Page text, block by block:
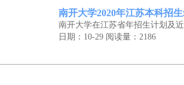
南开大学2020年江苏本科招
南开大学在江苏省年招生计划及
日期：10-29 阅读量：2186